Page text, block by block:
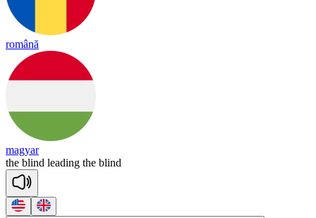
română
magyar
the blind leading the blind